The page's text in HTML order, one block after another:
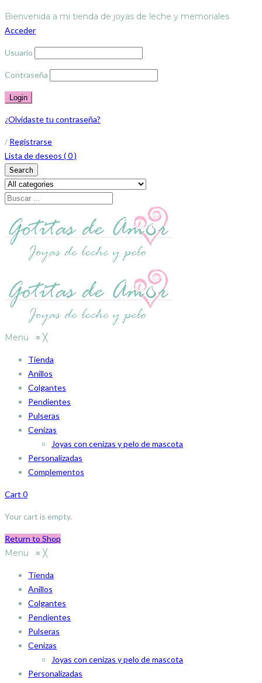
Bienvenida a mi tienda de joyas de leche y memoriales
Acceder
Usuario
Contraseña
¿Olvidaste tu contraseña?
/ Registrarse
Lista de deseos (0)
Search
Menu ≡ ╳
Tienda
Anillos
Colgantes
Pendientes
Pulseras
Cenizas
Joyas con cenizas y pelo de mascota
Personalizadas
Complementos
Cart 0
Your cart is empty.
Return to Shop
Menu ≡ ╳
Tienda
Anillos
Colgantes
Pendientes
Pulseras
Cenizas
Joyas con cenizas y pelo de mascota
Personalizadas